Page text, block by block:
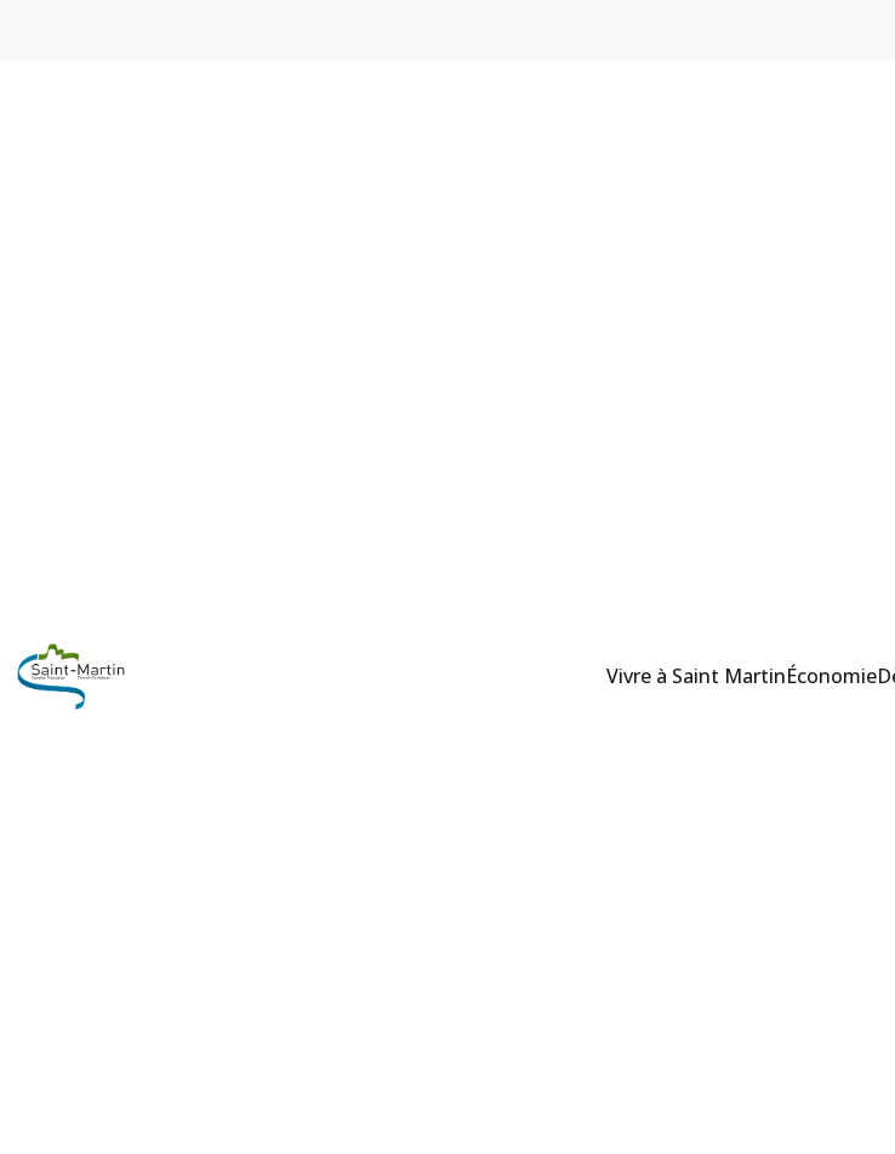
Vivre à Saint MartinÉconomie